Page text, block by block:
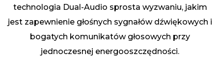
technologia Dual-Audio sprosta wyzwaniu, jakim
jest zapewnienie głośnych sygnałów dźwiękowych i
bogatych komunikatów głosowych przy
jednoczesnej energooszczędności.